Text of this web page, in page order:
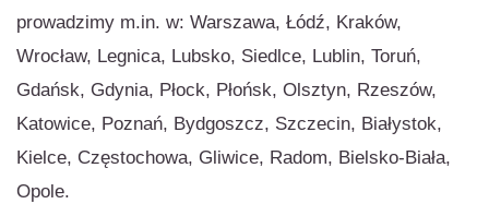
prowadzimy m.in. w: Warszawa, Łódź, Kraków,
Wrocław, Legnica, Lubsko, Siedlce, Lublin, Toruń,
Gdańsk, Gdynia, Płock, Płońsk, Olsztyn, Rzeszów,
Katowice, Poznań, Bydgoszcz, Szczecin, Białystok,
Kielce, Częstochowa, Gliwice, Radom, Bielsko-Biała,
Opole.